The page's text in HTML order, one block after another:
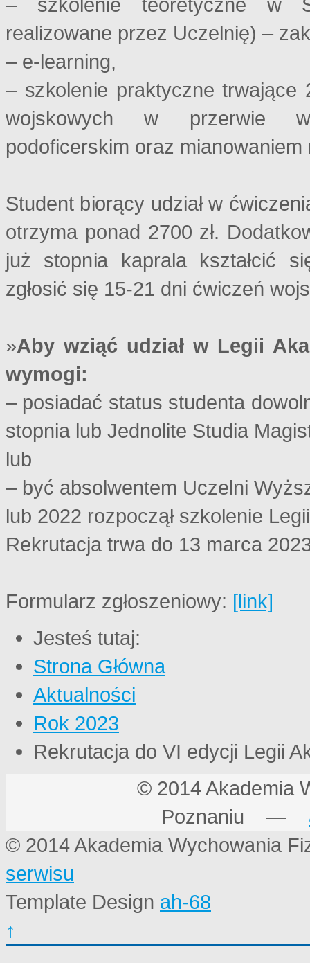
realizowane przez Uczelnię) –
– e-learning,
– szkolenie praktyczne
wojskowych w przerwie
podoficerskim oraz
Student biorący udział w
otrzyma ponad 2700 zł.
już stopnia kaprala kształcić
zgłosić się 15-21 dni ćwiczeń
»Aby wziąć udział w Legii
wymogi:
– posiadać status studenta
stopnia lub Jednolite Studia
lub
– być absolwentem Uczelni
lub 2022 rozpoczął szkolenie
Rekrutacja trwa do 13 marca
Formularz zgłoszeniowy: [link]
Jesteś tutaj:
Strona Główna
Aktualności
Rok 2023
Rekrutacja do VI edycji Legii
© 2014 Akademia
Poznaniu —
© 2014 Akademia Wychowania
serwisu
Template Design ah-68
↑